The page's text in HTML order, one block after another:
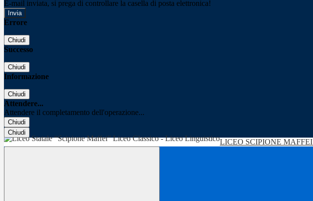
E-mail inviata, si prega di controllare la casella di posta elettronica!
Errore
Chiudi
Successo
Chiudi
Informazione
Chiudi
Attendere...
Attendere il completamento dell'operazione...
Chiudi
Chiudi
LICEO SCIPIONE MAFFEI